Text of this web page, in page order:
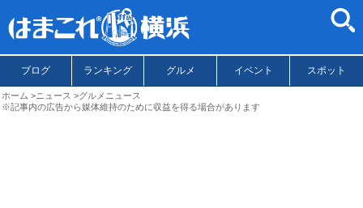
ブログ ランキング グルメ イベント スポット
ホーム ニュース
グルメニュース
※記事内の広告から媒体維持のために収益を得る場合があります